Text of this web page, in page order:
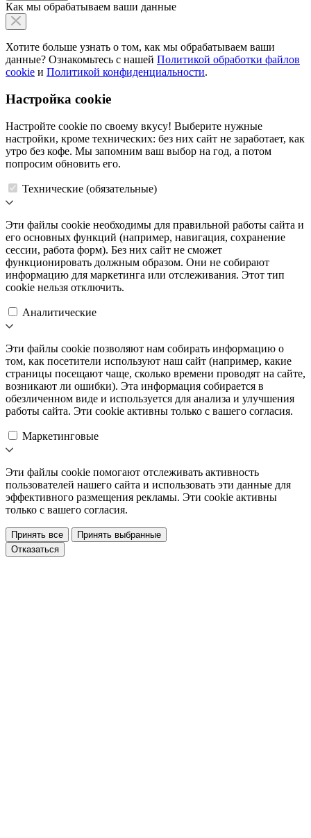
Как мы обрабатываем ваши данные
Хотите больше узнать о том, как мы обрабатываем ваши
данные? Ознакомьтесь с нашей Политикой обработки файлов
cookie и Политикой конфиденциальности.
Настройка cookie
Настройте cookie по своему вкусу! Выберите нужные
настройки, кроме технических: без них сайт не заработает, как
утро без кофе. Мы запомним ваш выбор на год, а потом
попросим обновить его.
Технические (обязательные)
Эти файлы cookie необходимы для правильной работы сайта и
его основных функций (например, навигация, сохранение
сессии, работа форм). Без них сайт не сможет
функционировать должным образом. Они не собирают
информацию для маркетинга или отслеживания. Этот тип
cookie нельзя отключить.
Аналитические
Эти файлы cookie позволяют нам собирать информацию о
том, как посетители используют наш сайт (например, какие
страницы посещают чаще, сколько времени проводят на сайте,
возникают ли ошибки). Эта информация собирается в
обезличенном виде и используется для анализа и улучшения
работы сайта. Эти cookie активны только с вашего согласия.
Маркетинговые
Эти файлы cookie помогают отслеживать активность
пользователей нашего сайта и использовать эти данные для
эффективного размещения рекламы. Эти cookie активны
только с вашего согласия.
Принять все
Принять выбранные
Отказаться